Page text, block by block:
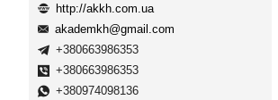
http://akkh.com.ua
akademkh@gmail.com
+380663986353
+380663986353
+380974098136